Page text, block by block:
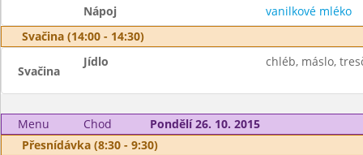
Nápoj
vanilkové mléko
Svačina (14:00 - 14:30)
Svačina
Jídlo chléb, máslo,
Menu Chod
Pondělí 26. 10. 2015
Přesnídávka (8:30 - 9:30)